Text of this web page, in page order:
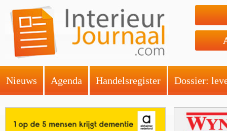
Nieuws Agenda Handelsregister Dossier: